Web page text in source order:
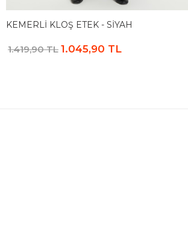
KEMERLI KLOŞ ETEK - SIYAH
1.419,90 TL 1.045,90 TL